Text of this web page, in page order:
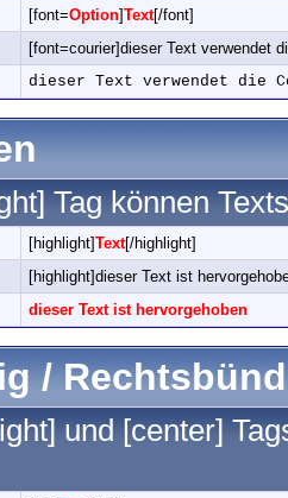
[font=Option]Text[/font]
[font=courier]dieser Text verwendet
dieser Text verwendet die
Tag können
[highlight]Text[/highlight]
[highlight]dieser Text ist
dieser Text ist hervorgehoben
/
und [center]